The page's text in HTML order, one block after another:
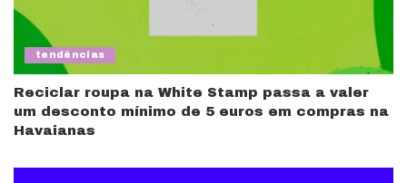
tendências
Reciclar roupa na White Stamp passa a valer
um desconto mínimo de 5 euros em compras na
Havaianas